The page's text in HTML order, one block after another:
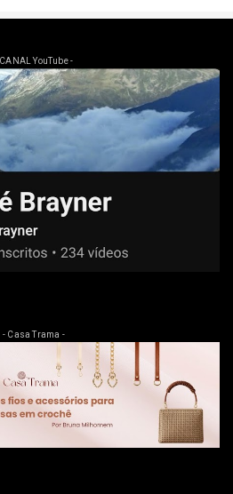
YouTube -
- Casa Trama -